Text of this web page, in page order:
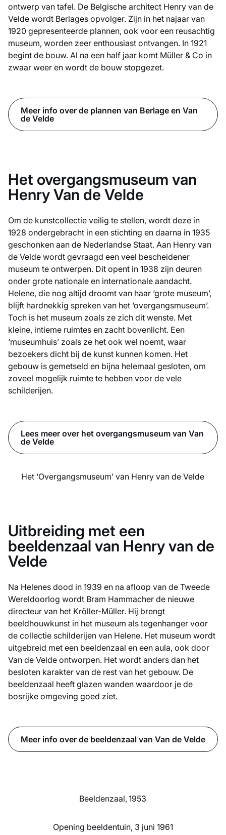
ontwerp van tafel. De Belgische architect Henry van de
Velde wordt Berlages opvolger. Zijn in het najaar van
1920 gepresenteerde plannen, ook voor een reusachtig
museum, worden zeer enthousiast ontvangen. In 1921
begint de bouw. Al na een half jaar komt Müller & Co in
zwaar weer en wordt de bouw stopgezet.
Meer info over de plannen van Berlage en Van
de Velde
Het overgangsmuseum van
Henry Van de Velde
Om de kunstcollectie veilig te stellen, wordt deze in
1928 ondergebracht in een stichting en daarna in 1935
geschonken aan de Nederlandse Staat. Aan Henry van
de Velde wordt gevraagd een veel bescheidener
museum te ontwerpen. Dit opent in 1938 zijn deuren
onder grote nationale en internationale aandacht.
Helene, die nog altijd droomt van haar ‘grote museum’,
blijft hardnekkig spreken van het ‘overgangsmuseum’.
Toch is het museum zoals ze zich dit wenste. Met
kleine, intieme ruimtes en zacht bovenlicht. Een
‘museumhuis’ zoals ze het ook wel noemt, waar
bezoekers dicht bij de kunst kunnen komen. Het
gebouw is gemetseld en bijna helemaal gesloten, om
zoveel mogelijk ruimte te hebben voor de vele
schilderijen.
Lees meer over het overgangsmuseum van Van
de Velde
Het ‘Overgangsmuseum’ van Henry van de Velde
Uitbreiding met een
beeldenzaal van Henry van de
Velde
Na Helenes dood in 1939 en na afloop van de Tweede
Wereldoorlog wordt Bram Hammacher de nieuwe
directeur van het Kröller-Müller. Hij brengt
beeldhouwkunst in het museum als tegenhanger voor
de collectie schilderijen van Helene. Het museum wordt
uitgebreid met een beeldenzaal en een aula, ook door
Van de Velde ontworpen. Het wordt anders dan het
besloten karakter van de rest van het gebouw. De
beeldenzaal heeft glazen wanden waardoor je de
bosrijke omgeving goed ziet.
Meer info over de beeldenzaal van Van de Velde
Beeldenzaal, 1953
Opening beeldentuin, 3 juni 1961